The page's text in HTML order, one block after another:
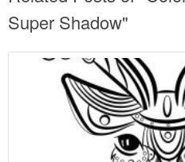
Super Shadow"